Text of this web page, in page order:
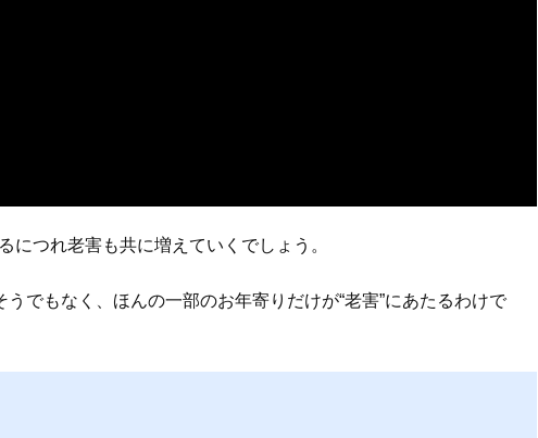
につれ老害も共に増えていくでしょう。
うでもなく、ほんの一部のお年寄りだけが“老害”にあたるわけで